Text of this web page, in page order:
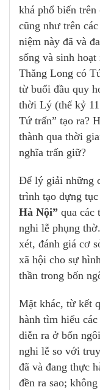
khá phổ biến
cũng như trên
niệm này đã và
sống và sinh
Thăng Long có
từ buổi đầu quy
thời Lý (thế kỷ
Tứ trấn” tạo ra?
thành qua thời
nghĩa trấn giữ?
Để lý giải những
trình tạo dựng
Hà Nội” qua các
nghi lễ phụng
xét, đánh giá cơ
xã hội cho sự
thần trong bốn
Mặt khác, từ kết
hành tìm hiểu
diễn ra ở bốn
nghi lễ so với
đã và đang thực
đền ra sao;